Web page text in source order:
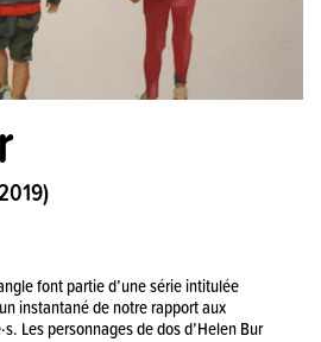
font partie d’une série intitulée
instantané de notre rapport aux
Les personnages de dos d’Helen Bur